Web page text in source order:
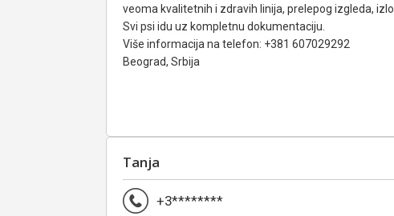
veoma kvalitetnih i zdravih linija, prelepog izgleda,
Svi psi idu uz kompletnu dokumentaciju.
Više informacija na telefon: +381 607029292
Beograd, Srbija
Tanja
+3********